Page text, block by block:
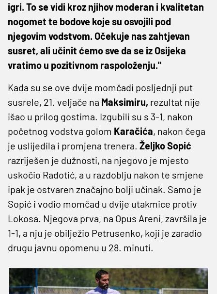
igri. To se vidi kroz njihov moderan i kvalitetan
nogomet te bodove koje su osvojili pod
njegovim vodstvom. Očekuje nas zahtjevan
susret, ali učinit ćemo sve da se iz Osijeka
vratimo u pozitivnom raspoloženju."
Kada su se ove dvije momčadi posljednji put
susrele, 21. veljače na Maksimiru, rezultat nije
išao u prilog gostima. Izgubili su s 3-1, nakon
početnog vodstva golom Karačića, nakon čega
je uslijedila i promjena trenera. Željko Sopić
razriješen je dužnosti, na njegovo je mjesto
uskočio Radotić, a u razdoblju nakon te smjene
ipak je ostvaren značajno bolji učinak. Samo je
Sopić i vodio momčad u dvije utakmice protiv
Lokosa. Njegova prva, na Opus Areni, završila je
1-1, a nju je obilježio Petrusenko, koji je zaradio
drugu javnu opomenu u 28. minuti.